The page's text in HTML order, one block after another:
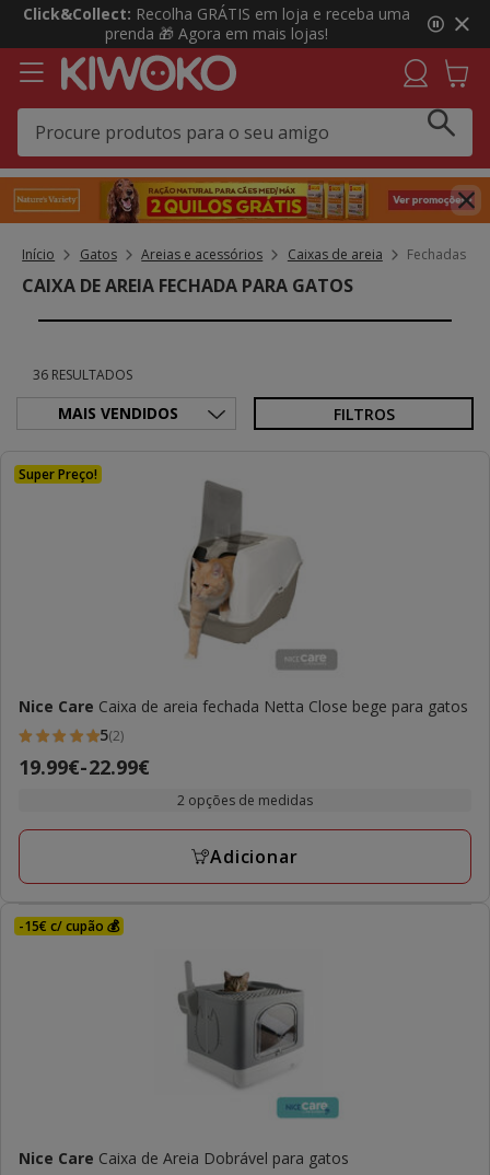
3
3,
mensagem,
Click&Collect: Recolha GRÁTIS em loja e receba uma
prenda 🎁 Agora em mais lojas!
Início Gatos Areias e acessórios Caixas de areia Fechadas
CAIXA DE AREIA FECHADA PARA GATOS
36 RESULTADOS
FILTROS
Super Preço!
Nice Care Caixa de areia fechada Netta Close bege para gatos
5
estrelas
2
5(2)
Preço
a
22.99€
19.99€-22.99€
2 opções de medidas
Adicionar
-15€ c/ cupão 💰
Nice Care Caixa de Areia Dobrável para gatos